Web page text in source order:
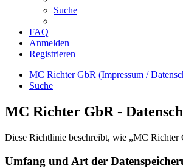
Suche
FAQ
Anmelden
Registrieren
MC Richter GbR (Impressum /
Suche
MC Richter GbR -
Diese Richtlinie beschreibt, wie „MC Richter
Umfang und Art der